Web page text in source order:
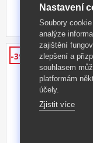
1
-
-39%
Nastavení
Soubory
analýze
zajištění
zlepšení a
souhlasem
platformám
účely.
Zjistit více